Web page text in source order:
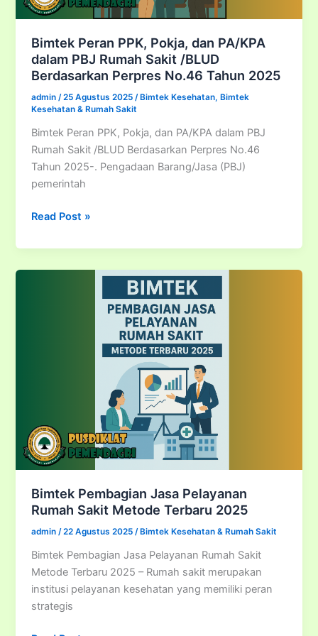
Bimtek Peran PPK, Pokja, dan PA/KPA
dalam PBJ Rumah Sakit /BLUD
Berdasarkan Perpres No.46 Tahun 2025
admin/25 Agustus 2025/ Bimtek Kesehatan, Bimtek
Kesehatan & Rumah Sakit
Bimtek Peran PPK, Pokja, dan PA/KPA dalam PBJ
Rumah Sakit /BLUD Berdasarkan Perpres No.46
Tahun 2025-. Pengadaan Barang/Jasa (PBJ)
pemerintah
Bimtek
PPK,
Pokja,
No.46
Tahun
2025
Read Post »
Bimtek Pembagian Jasa Pelayanan
Rumah Sakit Metode Terbaru 2025
admin/22 Agustus 2025/ Bimtek Kesehatan & Rumah Sakit
Bimtek Pembagian Jasa Pelayanan Rumah Sakit
Metode Terbaru 2025 – Rumah sakit merupakan
institusi pelayanan kesehatan yang memiliki peran
strategis